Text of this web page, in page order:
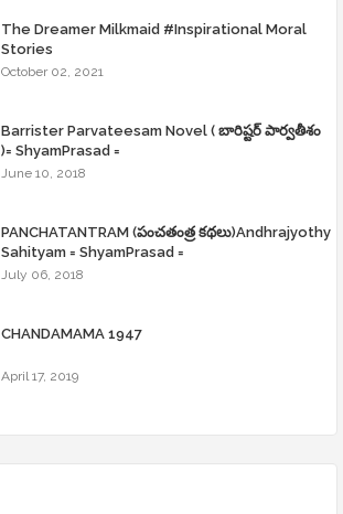
The Dreamer Milkmaid #Inspirational Moral
Stories
October 02, 2021
Barrister Parvateesam Novel ( బారిష్టర్ పార్వతీశం
)= ShyamPrasad =
June 10, 2018
PANCHATANTRAM (పంచతంత్ర కథలు)Andhrajyothy
Sahityam = ShyamPrasad =
July 06, 2018
CHANDAMAMA 1947
April 17, 2019